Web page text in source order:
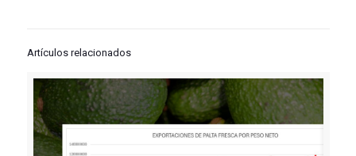
Artículos relacionados